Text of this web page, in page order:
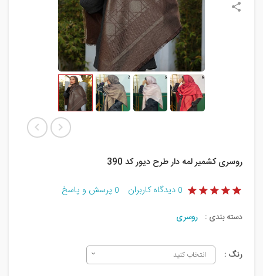
روسری کشمیر لمه دار طرح دیور کد 390
0 دیدگاه کاربران 0 پرسش و پاسخ
دسته بندی : روسری
رنگ : انتخاب کنید